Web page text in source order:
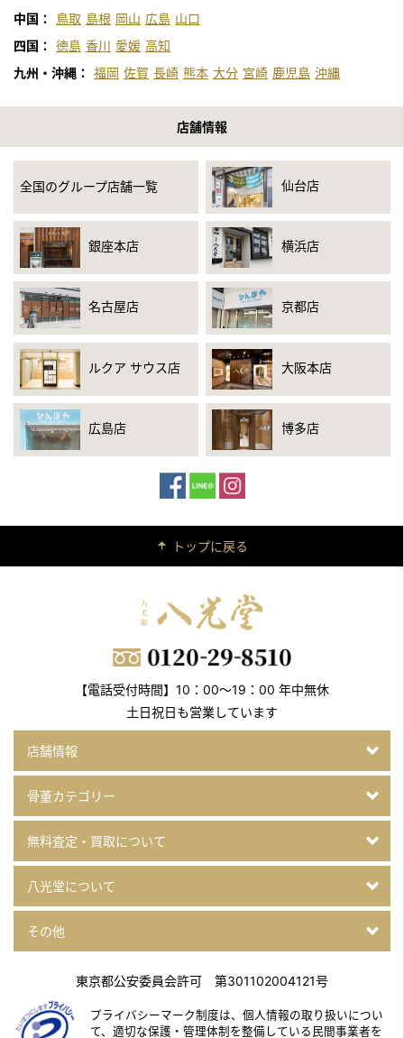
中国：
鳥取 島根 岡山 広島 山口
四国： 徳島 香川 愛媛 高知
九州・沖縄： 福岡 佐賀 長崎 熊本 大分 宮崎 鹿児島 沖縄
店舗情報
全国のグループ店舗一覧 仙台店
銀座本店 横浜店
名古屋店 京都店
ルクア サウス店 大阪本店
広島店 博多店
トップに戻る
【電話受付時間】10：00～19：00 年中無休
土日祝日も営業しています
店舗情報
骨董カテゴリー
無料査定・買取について
八光堂について
その他
東京都公安委員会許可 第301102004121号
プライバシーマーク制度は、個人情報の取り扱いについ
て、適切な保護・管理体制を整備している民間事業者を